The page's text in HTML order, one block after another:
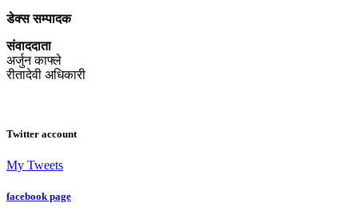
डेक्स सम्पादक
संवाददाता
अर्जुन काफ्ले
रीतादेवी अधिकारी
Twitter account
My Tweets
facebook page